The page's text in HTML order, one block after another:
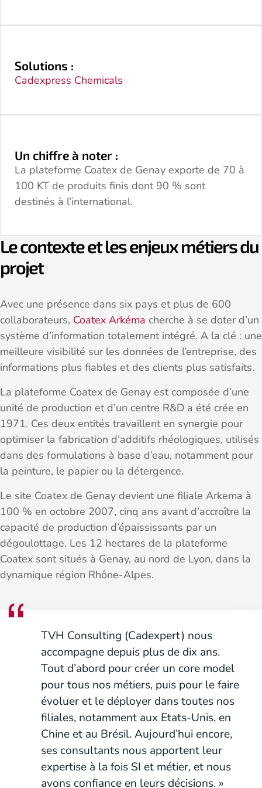
Solutions :
Cadexpress Chemicals
Un chiffre à noter :
La plateforme Coatex de Genay exporte de 70 à
100 KT de produits finis dont 90 % sont
destinés à l’international.
Le contexte et les enjeux métiers du
projet
Avec une présence dans six pays et plus de 600
collaborateurs, Coatex Arkéma cherche à se doter d’un
système d’information totalement intégré. A la clé : une
meilleure visibilité sur les données de l’entreprise, des
informations plus fiables et des clients plus satisfaits.
La plateforme Coatex de Genay est composée d’une
unité de production et d’un centre R&D a été crée en
1971. Ces deux entités travaillent en synergie pour
optimiser la fabrication d’additifs rhéologiques, utilisés
dans des formulations à base d’eau, notamment pour
la peinture, le papier ou la détergence.
Le site Coatex de Genay devient une filiale Arkema à
100 % en octobre 2007, cinq ans avant d’accroître la
capacité de production d’épaississants par un
dégoulottage. Les 12 hectares de la plateforme
Coatex sont situés à Genay, au nord de Lyon, dans la
dynamique région Rhône-Alpes.
TVH Consulting (Cadexpert) nous
accompagne depuis plus de dix ans.
Tout d’abord pour créer un core model
pour tous nos métiers, puis pour le faire
évoluer et le déployer dans toutes nos
filiales, notamment aux Etats-Unis, en
Chine et au Brésil. Aujourd’hui encore,
ses consultants nous apportent leur
expertise à la fois SI et métier, et nous
avons confiance en leurs décisions. »